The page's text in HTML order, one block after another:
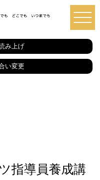
み上げ
い変更
指導員養成講